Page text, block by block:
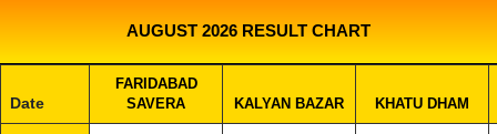
AUGUST 2026 RESULT CHART
Date
FARIDABAD
SAVERA
KALYAN BAZAR KHATU DHAM